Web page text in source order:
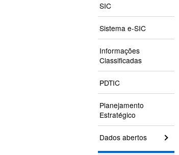
SIC
Sistema e-SIC
Informações
Classificadas
PDTIC
Planejamento
Estratégico
Dados abertos